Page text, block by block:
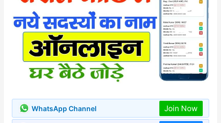
WhatsApp Channel Join Now